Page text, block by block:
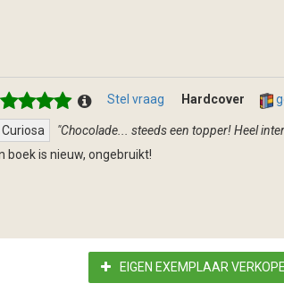
Stel vraag Hardcover
Curiosa
"Chocolade... steeds een topper! Heel
boek is nieuw, ongebruikt!
EIGEN EXEMPLAAR